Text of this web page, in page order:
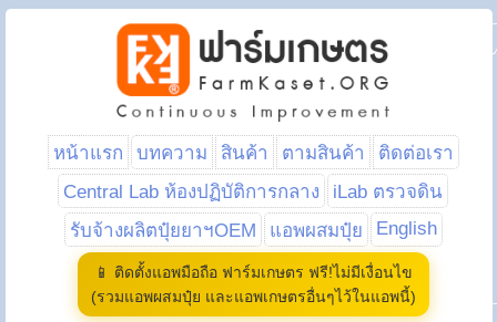
หน้าแรก บทความ สินค้า ตามสินค้า
ติดต่อเรา
Central Lab ห้องปฏิบัติการกลาง
iLab ตรวจดิน
รับจ้างผลิตปุ๋ยยาฯOEM
แอพผสมปุ๋ย English
📱 ติดตั้งแอพมือถือ ฟาร์มเกษตร ฟรี!ไม่มีเงื่อนไข
(รวมแอพผสมปุ๋ย และแอพเกษตรอื่นๆไว้ในแอพนี้)